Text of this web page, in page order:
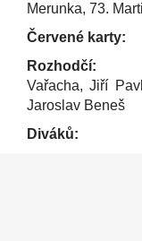
Merunka, 73.
Červené karty:
Rozhodčí:
Vařacha, Jiří
Jaroslav Beneš
Diváků: